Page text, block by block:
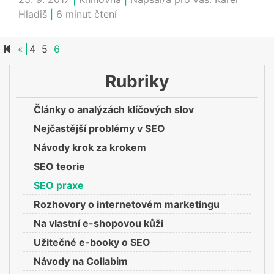
Hladiš
6 minut čtení
« Previous page
4 5 6
Rubriky
Články o analýzách klíčových slov
Nejčastější problémy v SEO
Návody krok za krokem
SEO teorie
SEO praxe
Rozhovory o internetovém marketingu
Na vlastní e-shopovou kůži
Užitečné e-booky o SEO
Návody na Collabim